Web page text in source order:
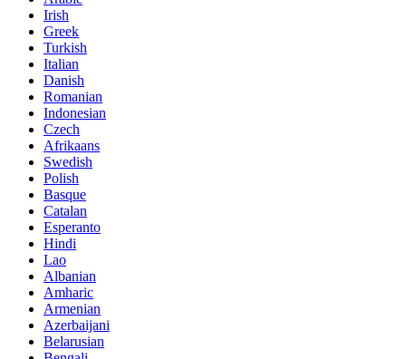
Irish
Greek
Turkish
Italian
Danish
Romanian
Indonesian
Czech
Afrikaans
Swedish
Polish
Basque
Catalan
Esperanto
Hindi
Lao
Albanian
Amharic
Armenian
Azerbaijani
Belarusian